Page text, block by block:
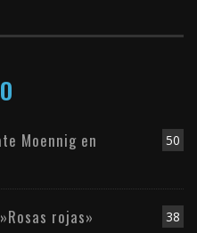
50
Moennig en
38
rojas»